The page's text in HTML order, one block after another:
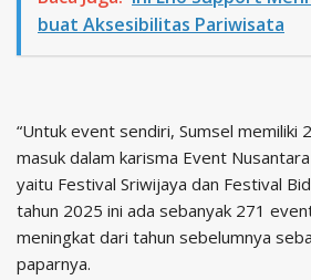
buat Aksesibilitas Pariwisata
“Untuk event sendiri, Sumsel memiliki
masuk dalam karisma Event
yaitu Festival Sriwijaya dan Festival
tahun 2025 ini ada sebanyak 271
meningkat dari tahun sebelumnya
paparnya.